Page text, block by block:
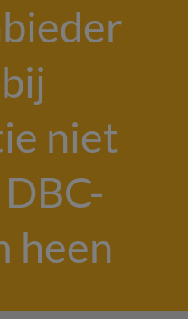
niet
heen